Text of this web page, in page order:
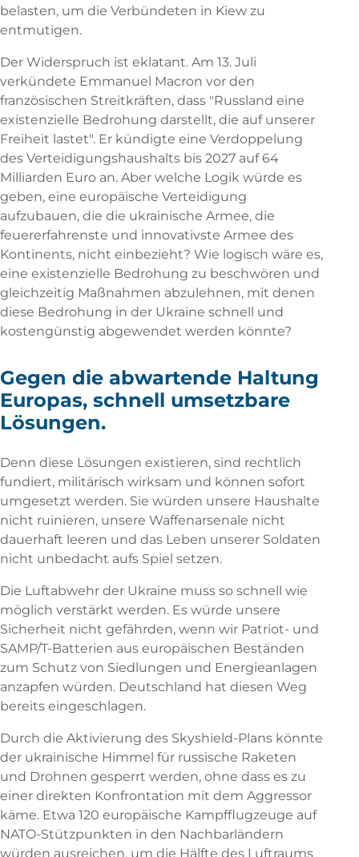
belasten, um die Verbündeten in Kiew zu
entmutigen.
Der Widerspruch ist eklatant. Am 13. Juli
verkündete Emmanuel Macron vor den
französischen Streitkräften, dass "Russland eine
existenzielle Bedrohung darstellt, die auf unserer
Freiheit lastet". Er kündigte eine Verdoppelung
des Verteidigungshaushalts bis 2027 auf 64
Milliarden Euro an. Aber welche Logik würde es
geben, eine europäische Verteidigung
aufzubauen, die die ukrainische Armee, die
feuererfahrenste und innovativste Armee des
Kontinents, nicht einbezieht? Wie logisch wäre es,
eine existenzielle Bedrohung zu beschwören und
gleichzeitig Maßnahmen abzulehnen, mit denen
diese Bedrohung in der Ukraine schnell und
kostengünstig abgewendet werden könnte?
Gegen die abwartende Haltung
Europas, schnell umsetzbare
Lösungen.
Denn diese Lösungen existieren, sind rechtlich
fundiert, militärisch wirksam und können sofort
umgesetzt werden. Sie würden unsere Haushalte
nicht ruinieren, unsere Waffenarsenale nicht
dauerhaft leeren und das Leben unserer Soldaten
nicht unbedacht aufs Spiel setzen.
Die Luftabwehr der Ukraine muss so schnell wie
möglich verstärkt werden. Es würde unsere
Sicherheit nicht gefährden, wenn wir Patriot- und
SAMP/T-Batterien aus europäischen Beständen
zum Schutz von Siedlungen und Energieanlagen
anzapfen würden. Deutschland hat diesen Weg
bereits eingeschlagen.
Durch die Aktivierung des Skyshield-Plans könnte
der ukrainische Himmel für russische Raketen
und Drohnen gesperrt werden, ohne dass es zu
einer direkten Konfrontation mit dem Aggressor
käme. Etwa 120 europäische Kampfflugzeuge auf
NATO-Stützpunkten in den Nachbarländern
würden ausreichen, um die Hälfte des Luftraums